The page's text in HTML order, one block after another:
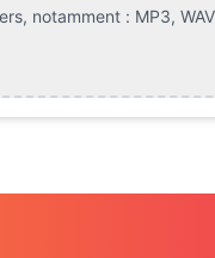
notamment : MP3,